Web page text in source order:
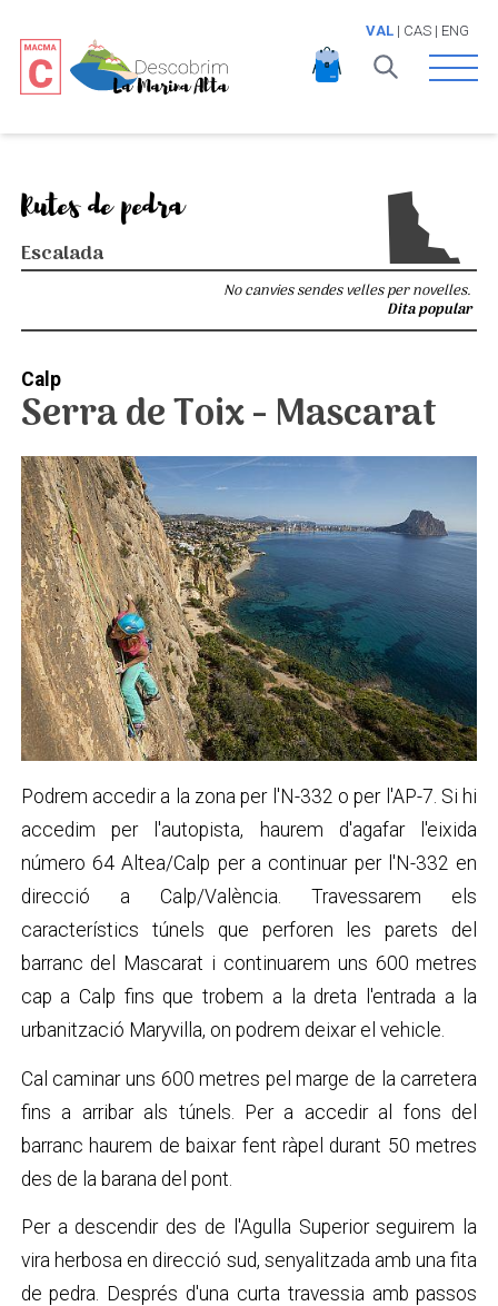
VAL| CAS| ENG
Open
Rutes de pedra
Escalada
No canvies sendes velles per novelles.
Dita popular
Calp
Serra de Toix - Mascarat
Podrem accedir a la zona per l'N-332 o per l'AP-7. Si hi
accedim per l'autopista, haurem d'agafar l'eixida
número 64 Altea/Calp per a continuar per l'N-332 en
direcció a Calp/València. Travessarem els
característics túnels que perforen les parets del
barranc del Mascarat i continuarem uns 600 metres
cap a Calp fins que trobem a la dreta l'entrada a la
urbanització Maryvilla, on podrem deixar el vehicle.
Cal caminar uns 600 metres pel marge de la carretera
fins a arribar als túnels. Per a accedir al fons del
barranc haurem de baixar fent ràpel durant 50 metres
des de la barana del pont.
Per a descendir des de l'Agulla Superior seguirem la
vira herbosa en direcció sud, senyalitzada amb una fita
de pedra. Després d'una curta travessia amb passos